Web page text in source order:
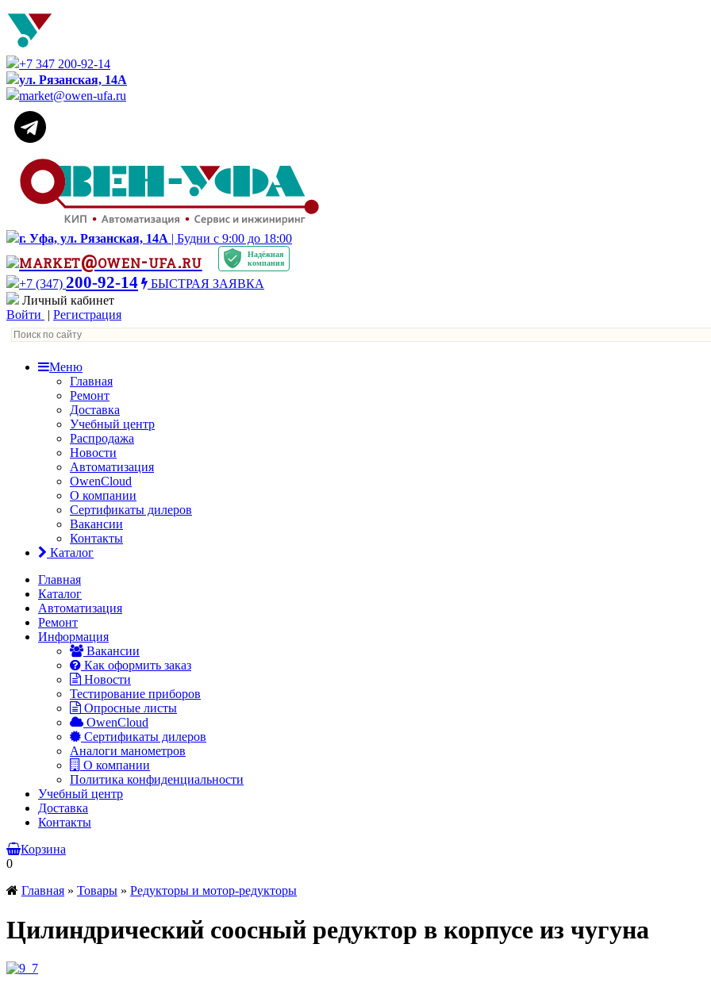
+7 347 200-92-14
ул. Рязанская, 14А
market@owen-ufa.ru
г. Уфа, ул. Рязанская, 14А | Будни с 9:00 до 18:00
market@owen-ufa.ru
Надёжная
компания
+7 (347) 200-92-14
БЫСТРАЯ ЗАЯВКА
Личный кабинет
Войти | Регистрация
Меню
Главная
Ремонт
Доставка
Учебный центр
Распродажа
Новости
Автоматизация
OwenCloud
О компании
Сертификаты дилеров
Вакансии
Контакты
Каталог
Главная
Каталог
Автоматизация
Ремонт
Информация
Вакансии
Как оформить заказ
Новости
Тестирование приборов
Опросные листы
OwenCloud
Сертификаты дилеров
Аналоги манометров
О компании
Политика конфиденциальности
Учебный центр
Доставка
Контакты
Корзина
0
Главная » Товары » Редукторы и мотор-редукторы
Цилиндрический соосный редуктор в корпусе из чугуна